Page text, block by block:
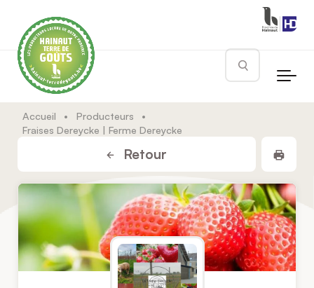
Rechercher
Accueil • Producteurs
•
Fraises Dereycke | Ferme Dereycke
Retour